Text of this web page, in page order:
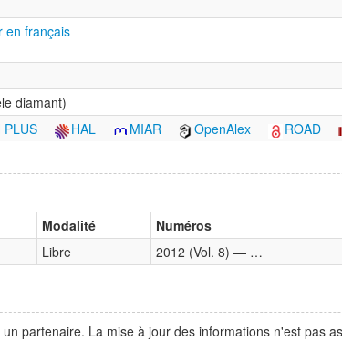
en français
diamant)
PLUS HAL MIAR OpenAlex ROAD
Modalité Numéros
Libre 2012 (Vol. 8) — …
partenaire. La mise à jour des informations n'est pas